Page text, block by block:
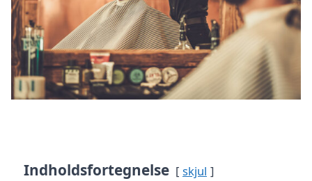
Indholdsfortegnelse skjul